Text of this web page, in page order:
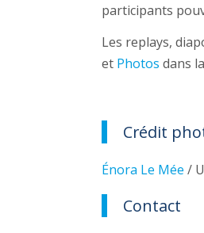
participants
Les replays,
et Photos dans
Crédit
Énora Le Mée /
Contact